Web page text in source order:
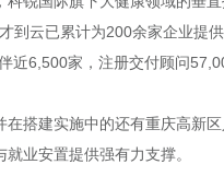
到云已累计为200余家企业提
近6,500家，注册交付顾问
在搭建实施中的还有重庆高新
就业安置提供强有力支撑。